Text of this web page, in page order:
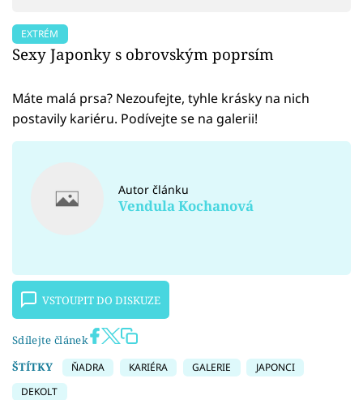
EXTRÉM
Sexy Japonky s obrovským poprsím
Máte malá prsa? Nezoufejte, tyhle krásky na nich
postavily kariéru. Podívejte se na galerii!
Autor článku
Vendula Kochanová
VSTOUPIT DO DISKUZE
Sdílejte článek
ŠTÍTKY
ŇADRA KARIÉRA GALERIE
JAPONCI
DEKOLT